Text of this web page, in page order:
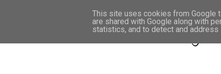
Marcellino
This site uses cookies from Google
are shared with Google along with
statistics, and to detect and address